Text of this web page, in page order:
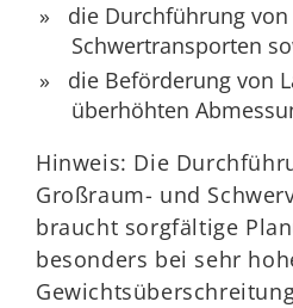
die Durchführung
Schwertransporten
die Beförderung von
überhöhten
Hinweis: Die
Großraum- und
braucht sorgfältige
besonders bei sehr